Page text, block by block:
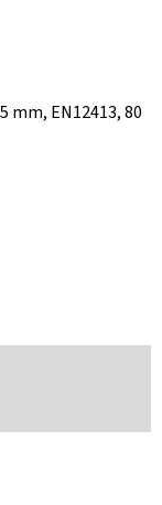
mm, EN12413, 80